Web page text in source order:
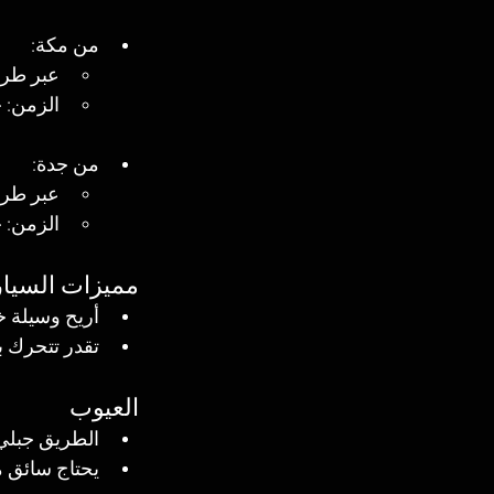
من مكة:
عبر
من جدة:
عبر
مميزات
أريح وسيلة
تقدر تتحرك
العيوب
الطريق
يحتاج